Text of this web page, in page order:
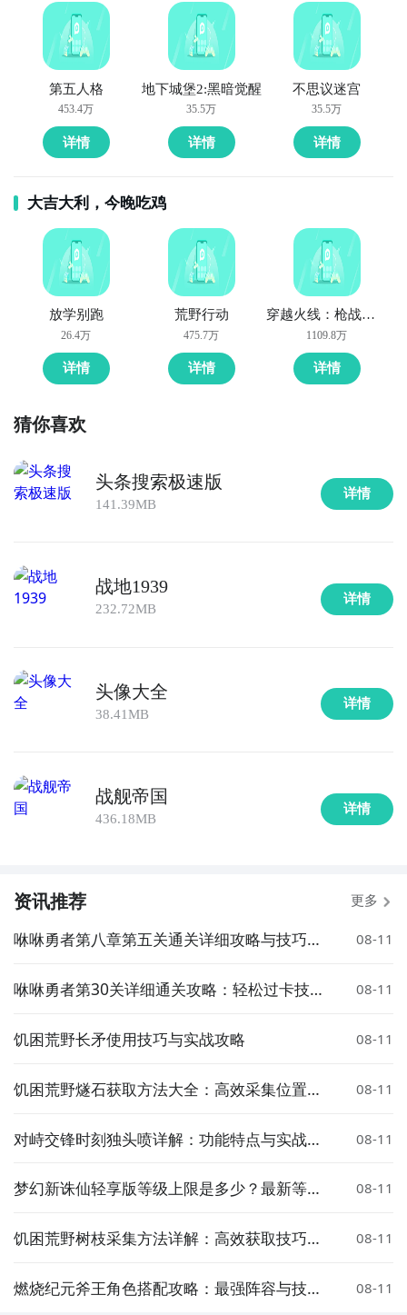
第五人格
453.4万
详情
地下城堡2:黑暗觉醒
35.5万
详情
不思议迷宫
35.5万
详情
大吉大利，今晚吃鸡
放学别跑
26.4万
详情
荒野行动
475.7万
详情
穿越火线：枪战王者
1109.8万
详情
猜你喜欢
头条搜索极速版
141.39MB
详情
战地1939
232.72MB
详情
头像大全
38.41MB
详情
战舰帝国
436.18MB
详情
资讯推荐 更多
咻咻勇者第八章第五关通关详细攻略与技巧分
08-11
咻咻勇者第30关详细通关攻略：轻松过卡技巧
08-11
饥困荒野长矛使用技巧与实战攻略 08-11
饥困荒野燧石获取方法大全：高效采集位置与
08-11
对峙交锋时刻独头喷详解：功能特点与实战应
08-11
梦幻新诛仙轻享版等级上限是多少？最新等级
08-11
饥困荒野树枝采集方法详解：高效获取技巧与
08-11
燃烧纪元斧王角色搭配攻略：最强阵容与技能
08-11